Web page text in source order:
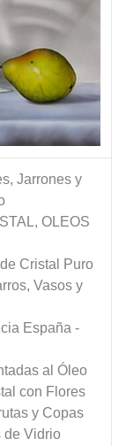
Jarrones y
OLEOS
Cristal Puro
Vasos y
España -
al Óleo
con Flores
y Copas
de Vidrio